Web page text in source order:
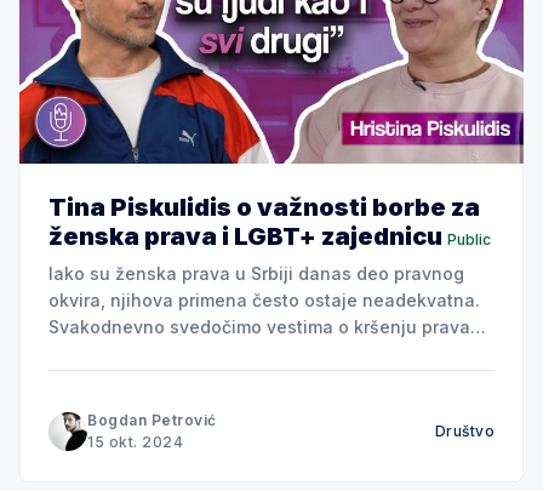
Tina Piskulidis o važnosti borbe za
ženska prava i LGBT+ zajednicu Public
Iako su ženska prava u Srbiji danas deo pravnog
okvira, njihova primena često ostaje neadekvatna.
Svakodnevno svedočimo vestima o kršenju prava
Piskulidis. Njeno aktivističko
Bogdan Petrović
15 okt. 2024
Društvo